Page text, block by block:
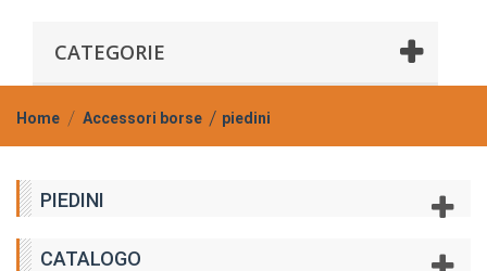
CATEGORIE
Home Accessori borse piedini
PIEDINI
CATALOGO